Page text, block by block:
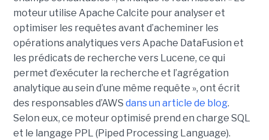
moteur utilise Apache Calcite pour analyser et
optimiser les requêtes avant d’acheminer les
opérations analytiques vers Apache DataFusion et
les prédicats de recherche vers Lucene, ce qui
permet d’exécuter la recherche et l’agrégation
analytique au sein d’une même requête », ont écrit
des responsables d’AWS dans un article de blog.
Selon eux, ce moteur optimisé prend en charge SQL
et le langage PPL (Piped Processing Language).